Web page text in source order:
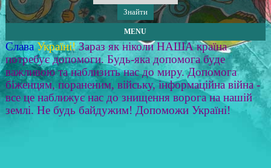
MENU
Слава Україні! Зараз як ніколи НАША країна
потребує допомоги. Будь-яка допомога буде
важливою та наблизить нас до миру. Допомога
біженцям, пораненим, війську, інформаційна війна -
все це наближує нас до знищення ворога на нашій
землі. Не будь байдужим! Допоможи Україні!